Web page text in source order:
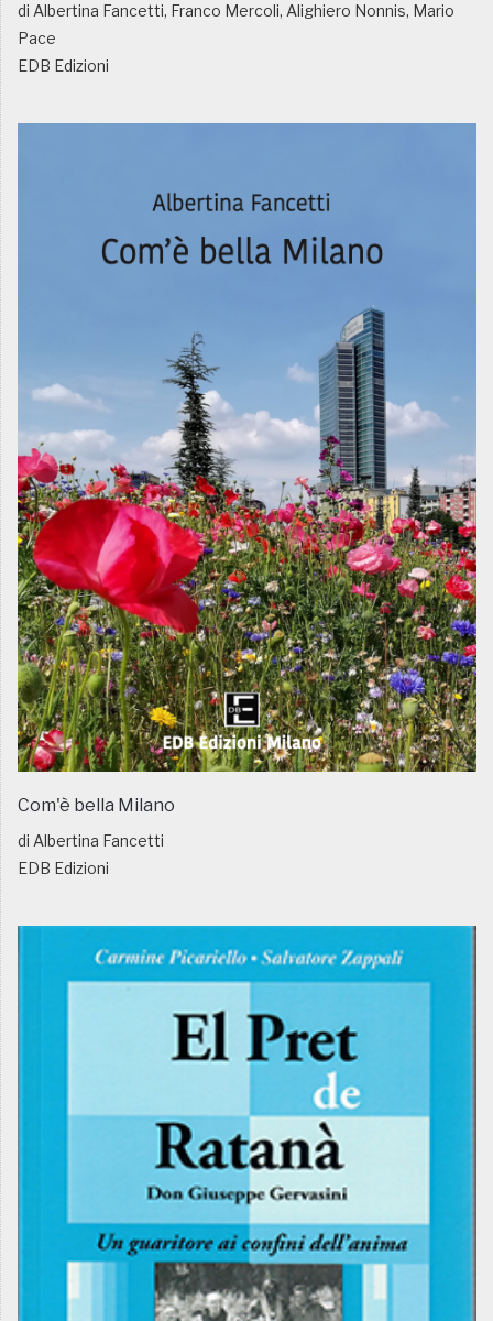
di Albertina Fancetti, Franco Mercoli, Alighiero Nonnis, Mario
Pace
EDB Edizioni
Com'è bella Milano
di Albertina Fancetti
EDB Edizioni